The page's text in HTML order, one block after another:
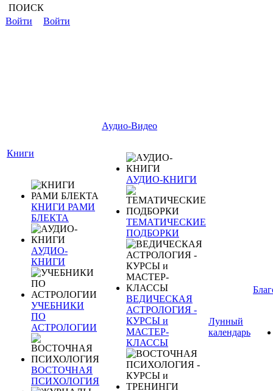
ПОИСК
Войти
Войти
Книги
КНИГИ РАМИ
БЛЕКТА
АУДИО-
КНИГИ
УЧЕБНИКИ
ПО
АСТРОЛОГИИ
ВОСТОЧНАЯ
ПСИХОЛОГИЯ
Аудио-Видео
АУДИО-КНИГИ
ТЕМАТИЧЕСКИЕ
ПОДБОРКИ
ВЕДИЧЕСКАЯ
АСТРОЛОГИЯ -
КУРСЫ и
МАСТЕР-
КЛАССЫ
Лунный
календарь